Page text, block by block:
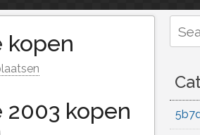
kopen
kopen
for: